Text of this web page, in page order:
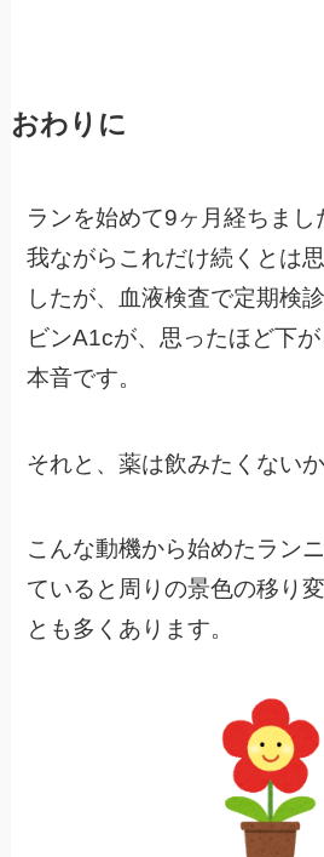
おわりに
ランを始めて9ヶ月経ちまし
我ながらこれだけ続くとは
したが、血液検査で定期検
ビンA1cが、思ったほど下
本音です。
それと、薬は飲みたくないか
こんな動機から始めたラン
ていると周りの景色の移り
とも多くあります。